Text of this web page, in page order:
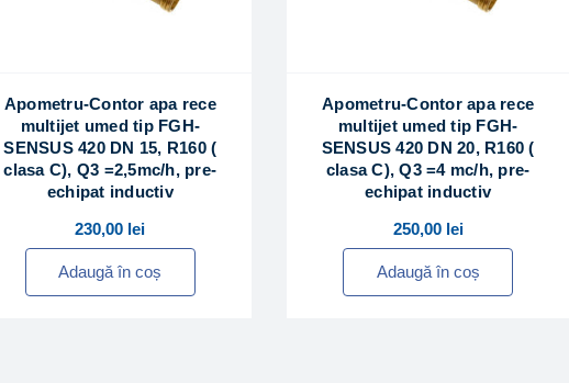
Apometru-Contor apa rece
multijet umed tip FGH-
SENSUS 420 DN 15, R160 (
clasa C), Q3 =2,5mc/h, pre-
echipat inductiv
230,00 lei
Adaugă în coș
Apometru-Contor apa rece
multijet umed tip FGH-
SENSUS 420 DN 20, R160 (
clasa C), Q3 =4 mc/h, pre-
echipat inductiv
250,00 lei
Adaugă în coș